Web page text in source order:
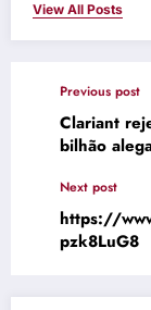
View All Posts
Previous post
Clariant
bilhão
Next post
https://
pzk8LuG8